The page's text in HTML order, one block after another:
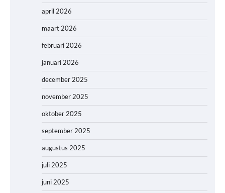
april 2026
maart 2026
februari 2026
januari 2026
december 2025
november 2025
oktober 2025
september 2025
augustus 2025
juli 2025
juni 2025